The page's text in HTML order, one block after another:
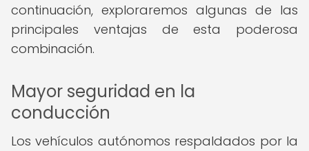
continuación, exploraremos algunas de las
principales ventajas de esta poderosa
combinación.
Mayor seguridad en la
conducción
Los vehículos autónomos respaldados por la